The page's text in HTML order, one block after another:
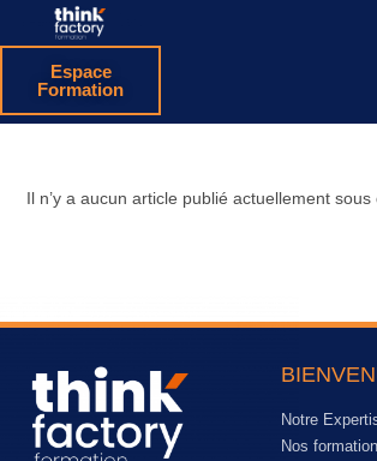
Espace
Formation
Il n’y a aucun article publié actuellement sous
Notre
Nos